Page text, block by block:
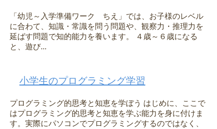
「幼児～入学準備ワーク ちえ」では、お子様のレベル
に合わて、知識・常識を問う問題や、観察力・推理力を
延ばす問題で知的能力を養います。 ４歳～６歳になる
と、遊び...
小学生のプログラミング学習
プログラミング的思考と知恵を学ぼう はじめに、ここで
はプログラミング的思考と知恵を学ぶ能力を身に付けま
す。実際にパソコンでプログラミングするのではなく、